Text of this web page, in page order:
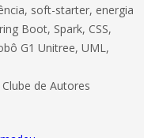
soft-starter, energia
Boot, Spark, CSS,
G1 Unitree, UML,
de Autores